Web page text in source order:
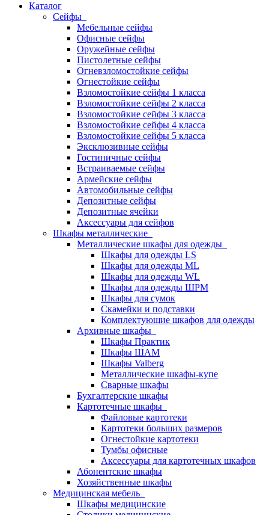
Каталог
Сейфы
Мебельные сейфы
Офисные сейфы
Оружейные сейфы
Пистолетные сейфы
Огневзломостойкие сейфы
Огнестойкие сейфы
Взломостойкие сейфы 1 класса
Взломостойкие сейфы 2 класса
Взломостойкие сейфы 3 класса
Взломостойкие сейфы 4 класса
Взломостойкие сейфы 5 класса
Эксклюзивные сейфы
Гостиничные сейфы
Встраиваемые сейфы
Армейские сейфы
Автомобильные сейфы
Депозитные сейфы
Депозитные ячейки
Аксессуары для сейфов
Шкафы металлические
Металлические шкафы для одежды
Шкафы для одежды LS
Шкафы для одежды ML
Шкафы для одежды WL
Шкафы для одежды ШРМ
Шкафы для сумок
Скамейки и подставки
Комплектующие шкафов для одежды
Архивные шкафы
Шкафы Практик
Шкафы ШАМ
Шкафы Valberg
Металлические шкафы-купе
Сварные шкафы
Бухгалтерские шкафы
Картотечные шкафы
Файловые картотеки
Картотеки больших размеров
Огнестойкие картотеки
Тумбы офисные
Аксессуары для картотечных шкафов
Абонентские шкафы
Хозяйственные шкафы
Медицинская мебель
Шкафы медицинские